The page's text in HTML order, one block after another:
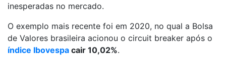
inesperadas no mercado.
O exemplo mais recente foi em 2020, no qual a Bolsa
de Valores brasileira acionou o circuit breaker após o
índice Ibovespa cair 10,02%.